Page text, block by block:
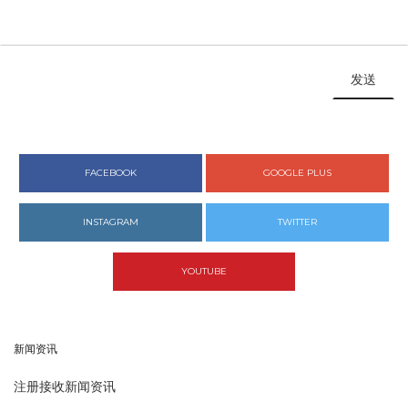
发送
FACEBOOK GOOGLE PLUS
INSTAGRAM TWITTER
YOUTUBE
新闻资讯
注册接收新闻资讯